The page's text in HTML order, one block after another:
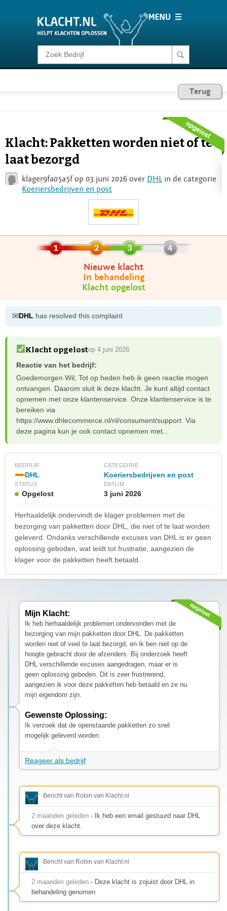
Klacht melden
Consumentenrecht
Voor Bedrijven
Login
Terug
Klacht: Pakketten worden niet of te
laat bezorgd
klager9fa05a5f op 03 juni 2026 over DHL in de categorie
Koeriersbedrijven en post
Nieuwe klacht
In behandeling
Klacht opgelost
✉DHL has resolved this complaint
Klacht opgelostop 4 juni 2026
Reactie van het bedrijf:
Goedemorgen Wil, Tot op heden heb ik geen reactie mogen
ontvangen. Daarom sluit ik deze klacht. Je kunt altijd contact
opnemen met onze klantenservice. Onze klantenservice is te
bereiken via
https://www.dhlecommerce.nl/nl/consument/support. Via
deze pagina kun je ook contact opnemen met...
BEDRIJF
DHL
CATEGORIE
Koeriersbedrijven en post
STATUS
Opgelost
DATUM
3 juni 2026
Herhaaldelijk ondervindt de klager problemen met de
bezorging van pakketten door DHL, die niet of te laat worden
geleverd. Ondanks verschillende excuses van DHL is er geen
oplossing geboden, wat leidt tot frustratie, aangezien de
klager voor de pakketten heeft betaald.
Mijn Klacht:
Ik heb herhaaldelijk problemen ondervonden met de
bezorging van mijn pakketten door DHL. De pakketten
worden niet of veel te laat bezorgd, en ik ben niet op de
hoogte gebracht door de afzenders. Bij onderzoek heeft
DHL verschillende excuses aangedragen, maar er is
geen oplossing geboden. Dit is zeer frustrerend,
aangezien ik voor deze pakketten heb betaald en ze nu
mijn eigendom zijn.
Gewenste Oplossing:
Ik verzoek dat de openstaande pakketten zo snel
mogelijk geleverd worden.
Reageer als bedrijf
Bericht van Robin van Klacht.nl
2 maanden geleden - Ik heb een email gestuurd naar DHL
over deze klacht.
Bericht van Robin van Klacht.nl
2 maanden geleden - Deze klacht is zojuist door DHL in
behandeling genomen